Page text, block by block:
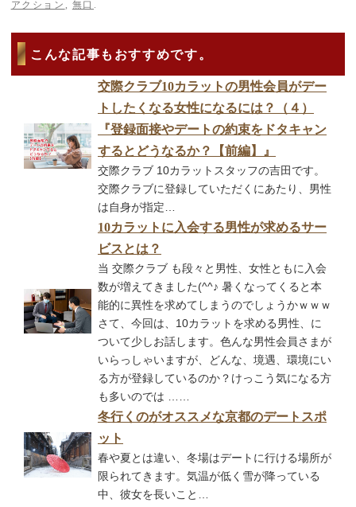
アクション , 無口 .
こんな記事もおすすめです。
交際クラブ 10カラットの男性会員がデー
トしたくなる女性になるには？（４）
『登録面接やデートの約束をドタキャン
するとどうなるか？【前編】』
交際クラブ 10カラットスタッフの吉田です。
交際クラブに登録していただくにあたり、男性
は自身が指定…
10カラットに入会する男性が求めるサー
ビスとは？
当 交際クラブ も段々と男性、女性ともに入会
数が増えてきました(^^♪ 暑くなってくると本
能的に異性を求めてしまうのでしょうかｗｗｗ
さて、今回は、10カラットを求める男性、に
ついて少しお話します。色んな男性会員さまが
いらっしゃいますが、どんな、境遇、環境にい
る方が登録しているのか？けっこう気になる方
も多いのでは ……
冬行くのがオススメな京都のデートスポ
ット
春や夏とは違い、冬場はデートに行ける場所が
限られてきます。気温が低く雪が降っている
中、彼女を長いこと…